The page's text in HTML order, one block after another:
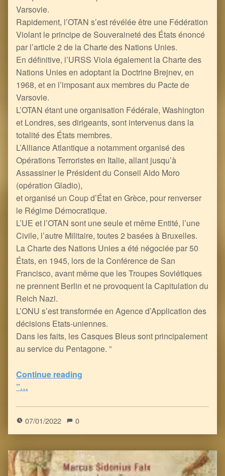
Varsovie.
Rapidement, l’OTAN s’est révélée être une Fédération
Violant le principe de Souveraineté des États énoncé
par l’article 2 de la Charte des Nations Unies.
En définitive, l’URSS Viola également la Charte des
Nations Unies en adoptant la Doctrine Brejnev, en
1968, et en l’imposant aux membres du Pacte de
Varsovie.
L’OTAN étant une organisation Fédérale, Washington
et Londres, ses dirigeants, sont intervenus dans la
totalité des États membres.
L’Alliance Atlantique a notamment organisé des
Opérations Terroristes en Italie, allant jusqu’à
Assassiner le Président du Conseil Aldo Moro
(opération Gladio),
et organisé un Coup d’État en Grèce, pour renverser
le Régime Démocratique.
L’UE et l’OTAN sont une seule et même Entité, l’une
Civile, l’autre Militaire, toutes 2 basées à Bruxelles.
La Charte des Nations Unies a été négociée par 50
États, en 1945, lors de la Conférence de San
Francisco, avant même que les Troupes Soviétiques
ne prennent Berlin et ne provoquent la Capitulation du
Reich Nazi.
L’ONU s’est transformée en Agence d’Application des
décisions Etats-uniennes.
Dans les faits, les Casques Bleus sont principalement
au service du Pentagone. ”
Continue reading
”…
07/01/2022 0